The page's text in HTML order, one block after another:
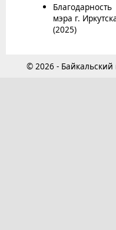
Благодарность
мэра г.
(2025)
© 2026 - Байкальский